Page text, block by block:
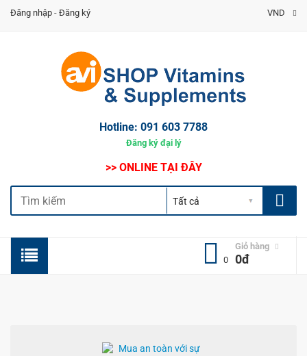
Đăng nhập - Đăng ký VND
Hotline: 091 603 7788
Đăng ký đại lý
>> ONLINE TẠI ĐÂY
Giỏ hàng
0
0đ